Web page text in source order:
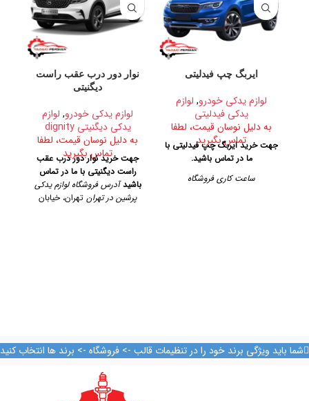
ایربگ چپ فیدلیتی
لوازم یدکی خودرو, لوازم
یدکی فیدلیتی
به دلیل نوسان قیمت، لطفا
تماس بگیرید
جهت خرید ایربگ چپ فیدلیتی با
ما در تماس باشید.
ساعت کاری فروشگاه
09124847876
نوار دور درب عقب راست
دیگنیتی
لوازم یدکی خودرو, لوازم
یدکی دیگنیتی dignity
به دلیل نوسان قیمت، لطفا
تماس بگیرید
جهت خرید نوار دور درب عقب
راست دیگنیتی با ما در تماس
باشید آدرس فروشگاه لوازم یدکی
پرشین در تهران تهران، خیابان
شما باید ویژگی برند خود را در تنظیمات قالب -> فروشگاه -> برند ها انتخاب کنید